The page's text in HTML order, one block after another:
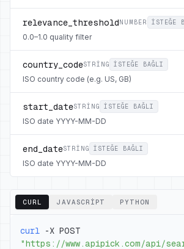
relevance_threshold NUMBER ISTEĞE
0.0–1.0 quality filter
country_codeSTRING ISTEĞE BAĞLI
ISO country code (e.g. US, GB)
start_dateSTRING ISTEĞE BAĞLI
ISO date YYYY-MM-DD
end_dateSTRING ISTEĞE BAĞLI
ISO date YYYY-MM-DD
CURL JAVASCRIPT PYTHON
curl
"https://www.apipick.com/api/